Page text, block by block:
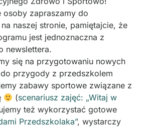
osoby zapraszamy do
naszej stronie, pamiętajcie, że
jest jednoznaczna z
newslettera.
się na przygotowaniu nowych
przygody z przedszkolem
zabawy sportowe związane z
(scenariusz zajęć: „Witaj w
też wykorzystać gotowe
Przedszkolaka”, wystarczy